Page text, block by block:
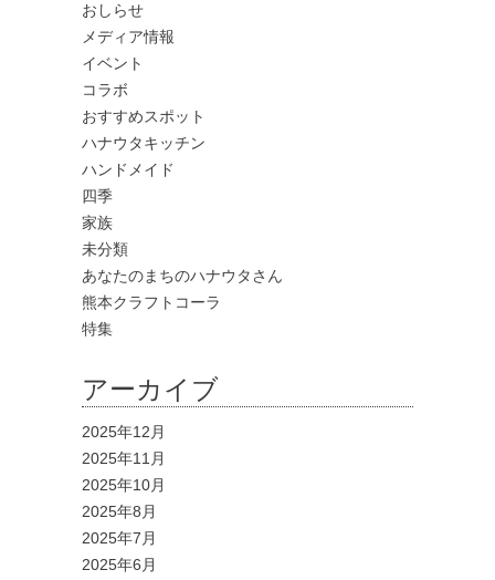
おしらせ
メディア情報
イベント
コラボ
おすすめスポット
ハナウタキッチン
ハンドメイド
四季
家族
未分類
あなたのまちのハナウタさん
熊本クラフトコーラ
特集
アーカイブ
2025年12月
2025年11月
2025年10月
2025年8月
2025年7月
2025年6月